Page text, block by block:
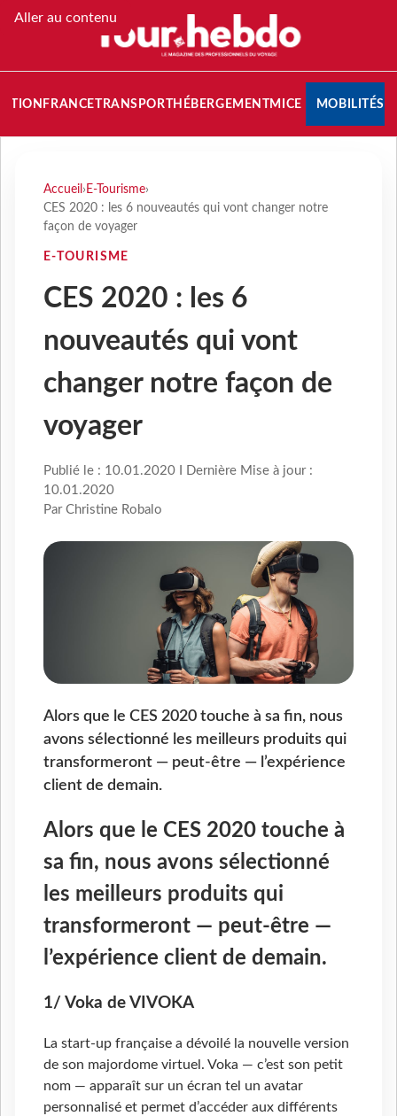
Aller au contenu
FRANCETRANSPORT HÉBERGEMENTMICE MOBILITÉS
Accueil › E-Tourisme›
CES 2020 : les 6 nouveautés qui vont changer notre
façon de voyager
E-TOURISME
CES 2020 : les 6
nouveautés qui vont
changer notre façon de
voyager
Publié le : 10.01.2020 I Dernière Mise à jour :
10.01.2020
Par Christine Robalo
Alors que le CES 2020 touche à sa fin, nous
avons sélectionné les meilleurs produits qui
transformeront — peut-être — l’expérience
client de demain.
Alors que le CES 2020 touche à
sa fin, nous avons sélectionné
les meilleurs produits qui
transformeront — peut-être —
l’expérience client de demain.
1/ Voka de VIVOKA
La start-up française a dévoilé la nouvelle version
de son majordome virtuel. Voka — c’est son petit
nom — apparaît sur un écran tel un avatar
personnalisé et permet d’accéder aux différents